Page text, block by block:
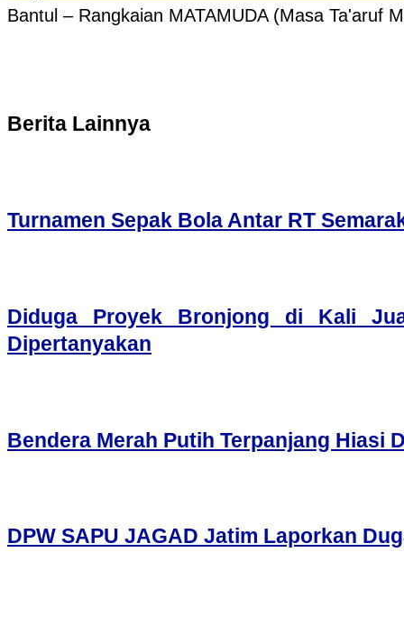
Bantul – Rangkaian MATAMUDA (Masa Ta'aruf
Berita Lainnya
Turnamen Sepak Bola Antar RT
Diduga Proyek Bronjong di Kali
Dipertanyakan
Bendera Merah Putih Terpanjang Hiasi
DPW SAPU JAGAD Jatim Laporkan